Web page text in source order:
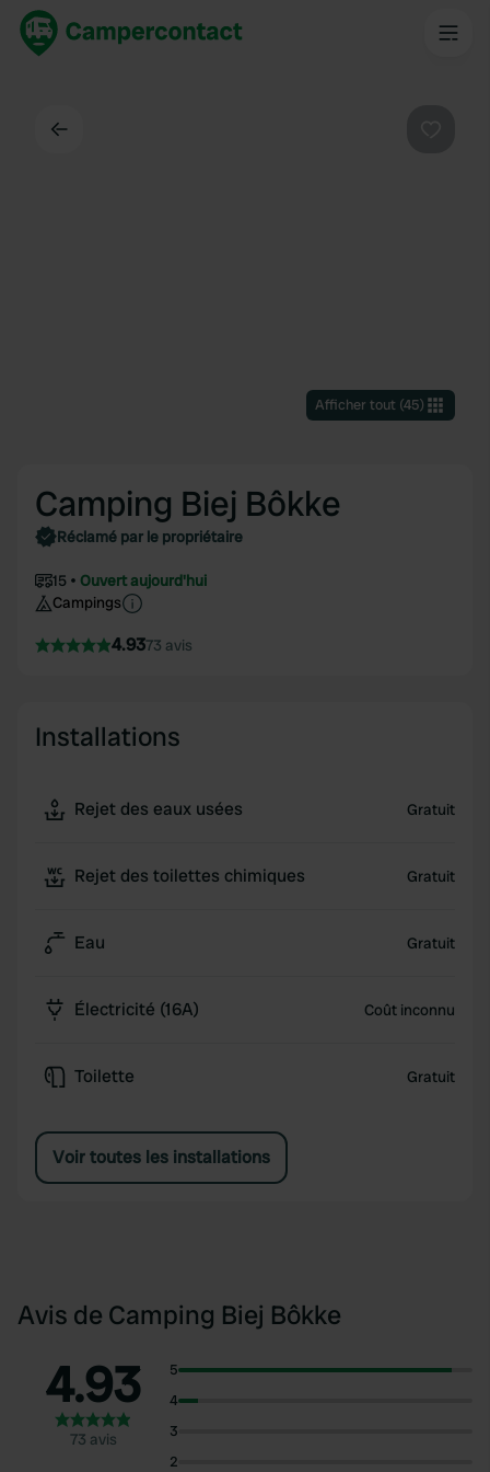
Afficher tout(45)
Camping Biej Bôkke
Réclamé par le propriétaire
15
Ouvert aujourd'hui
Campings
4.9373 avis
Installations
Rejet des eaux usées Gratuit
Rejet des toilettes chimiques Gratuit
Eau Gratuit
Électricité (16A) Coût inconnu
Toilette Gratuit
Voir toutes les installations
Avis de Camping Biej Bôkke
4.93
73 avis
5
4
3
2